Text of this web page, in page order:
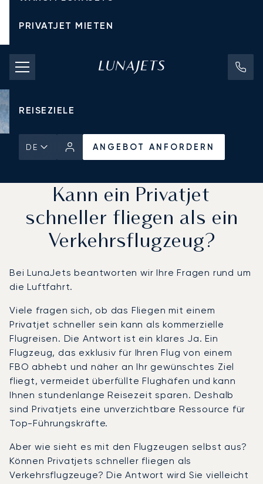
PRIVATJET MIETEN
CHARTERPREISE
PRIVATJETS
REISEZIELE
DE
ANGEBOT ANFORDERN
ANGEBOT ANFORDERN
Startseite Aktuelles und Einblicke
Kann ein Privatjet
schneller fliegen als ein
Verkehrsflugzeug?
Bei LunaJets beantworten wir Ihre Fragen rund um
die Luftfahrt.
Viele fragen sich, ob das Fliegen mit einem
Privatjet schneller sein kann als kommerzielle
Flugreisen. Die Antwort ist ein klares Ja. Ein
Flugzeug, das exklusiv für Ihren Flug von einem
FBO abhebt und näher an Ihr gewünschtes Ziel
fliegt, vermeidet überfüllte Flughäfen und kann
Ihnen stundenlange Reisezeit sparen. Deshalb
sind Privatjets eine unverzichtbare Ressource für
Top-Führungskräfte.
Aber wie sieht es mit den Flugzeugen selbst aus?
Können Privatjets schneller fliegen als
Verkehrsflugzeuge? Die Antwort wird Sie vielleicht